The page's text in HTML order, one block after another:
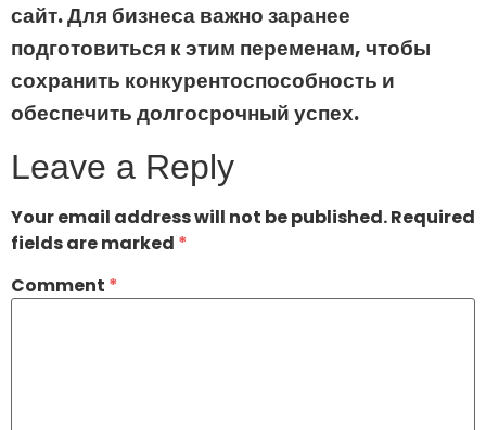
сайт. Для бизнеса важно заранее
подготовиться к этим переменам, чтобы
сохранить конкурентоспособность и
обеспечить долгосрочный успех.
Leave a Reply
Your email address will not be published.Required
fields are marked *
Comment *